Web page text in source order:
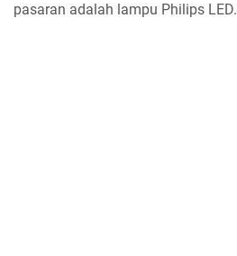
pasaran adalah lampu Philips LED.